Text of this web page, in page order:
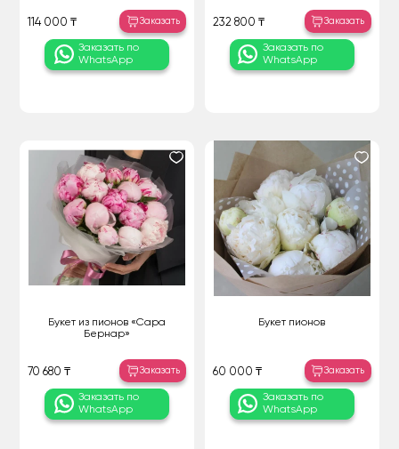
114 000 ₸ Заказать
Заказать по
WhatsApp
232 800 ₸ Заказать
Заказать по
WhatsApp
Букет из пионов «Сара
Бернар»
70 680 ₸ Заказать
Заказать по
WhatsApp
Букет пионов
60 000 ₸ Заказать
Заказать по
WhatsApp